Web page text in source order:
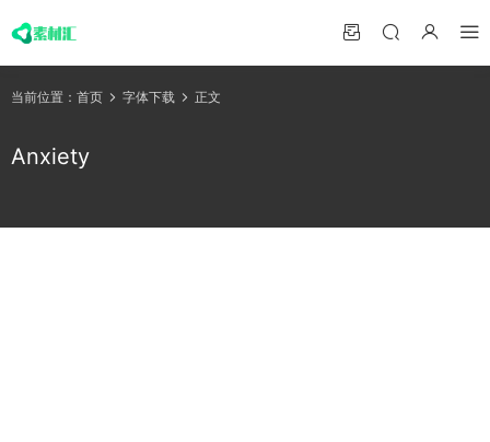
当前位置： 首页 字体下载 正文
Anxiety